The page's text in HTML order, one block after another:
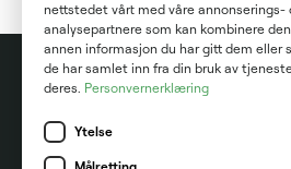
nettstedet vårt med våre annonserings-
analysepartnere som kan kombinere
annen informasjon du har gitt dem eller
de har samlet inn fra din bruk av
deres. Personvernerklæring
Ytelse